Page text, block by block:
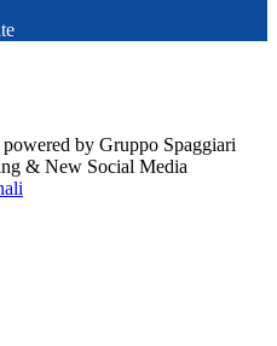
by Gruppo Spaggiari
& New Social Media